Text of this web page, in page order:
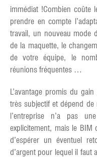
immédiat !Combien
prendre en compte
travail, un nouveau mode
de la maquette, le
de votre équipe, le
réunions fréquentes …
L’avantage promis du
très subjectif et dépend de
l’entreprise n’a pas
explicitement, mais le BIM
d’espérer un éventuel
d’argent pour lequel il faut